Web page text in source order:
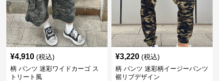
¥4,910 (税込)
柄 パンツ 迷彩ワイドカーゴ ス
トリート風
¥3,220 (税込)
柄 パンツ 迷彩柄イージーパンツ
裾リブデザイン